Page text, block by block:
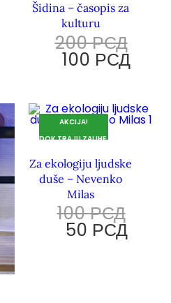
Šidina – časopis za
kulturu
200РСД
100 РСД
AKCIJA!
DOK TRAJU ZALIHE.
Za ekologiju ljudske
duše – Nevenko
Milas
100РСД
50 РСД